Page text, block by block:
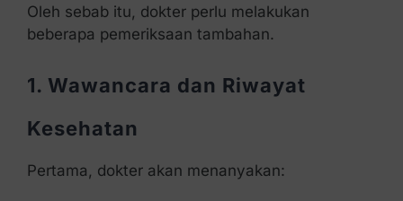
Oleh sebab itu, dokter perlu melakukan
beberapa pemeriksaan tambahan.
1. Wawancara dan Riwayat
Kesehatan
Pertama, dokter akan menanyakan: